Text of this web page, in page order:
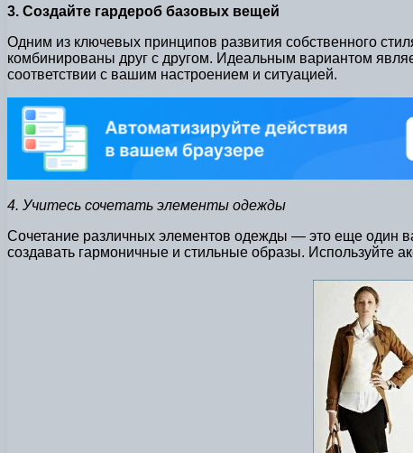
3. Создайте гардероб базовых вещей
Одним из ключевых принципов развития собственного
комбинированы друг с другом. Идеальным вариантом
соответствии с вашим настроением и ситуацией.
4. Учитесь сочетать элементы одежды
Сочетание различных элементов одежды — это еще один
создавать гармоничные и стильные образы. Используйте